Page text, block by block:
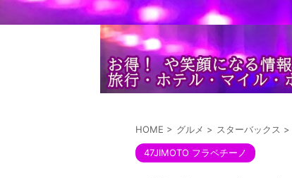
HOME > グルメ > スターバックス >
47JIMOTO フラペチーノ